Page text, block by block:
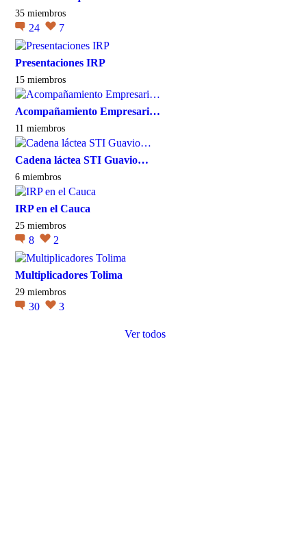
35 miembros
24 7
Presentaciones IRP
15 miembros
Acompañamiento Empresari…
11 miembros
Cadena láctea STI Guavio…
6 miembros
IRP en el Cauca
25 miembros
8 2
Multiplicadores Tolima
29 miembros
30 3
Ver todos